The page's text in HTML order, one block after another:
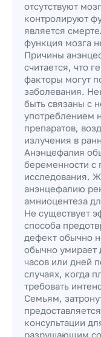
отсутствуют
контролируют
является
функция мозга
Причины
считается, что
факторы могут
заболевания.
быть связаны с
употреблением
препаратов,
излучения в
Анэнцефалия
беременности с
исследования.
анэнцефалию
амниоцентеза
Не существует
способа
дефект обычно
обычно умирает
часов или дней
случаях, когда
требовать
Семьям,
консультации
разрушающим